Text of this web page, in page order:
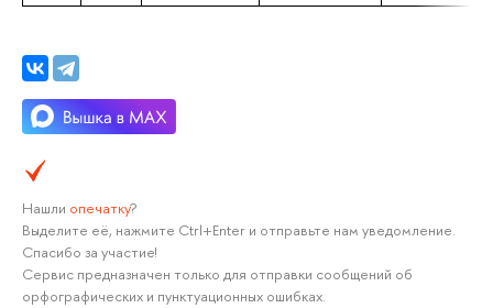
Нашли опечатку?
Выделите её, нажмите Ctrl+Enter и отправьте нам уведомление.
Спасибо за участие!
Сервис предназначен только для отправки сообщений об
орфографических и пунктуационных ошибках.